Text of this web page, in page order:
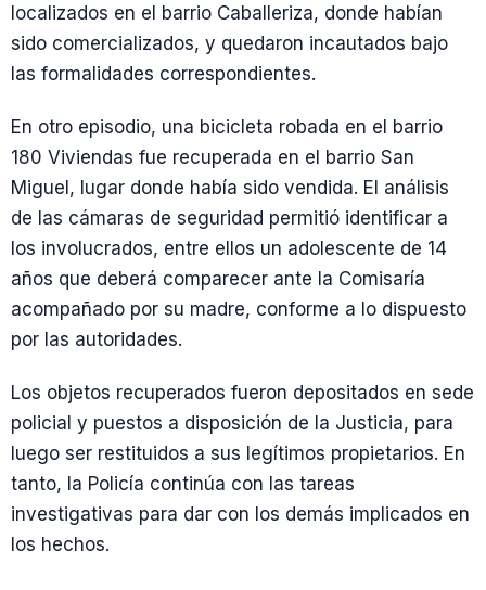
localizados en el barrio Caballeriza, donde habían
sido comercializados, y quedaron incautados bajo
las formalidades correspondientes.
En otro episodio, una bicicleta robada en el barrio
180 Viviendas fue recuperada en el barrio San
Miguel, lugar donde había sido vendida. El análisis
de las cámaras de seguridad permitió identificar a
los involucrados, entre ellos un adolescente de 14
años que deberá comparecer ante la Comisaría
acompañado por su madre, conforme a lo dispuesto
por las autoridades.
Los objetos recuperados fueron depositados en sede
policial y puestos a disposición de la Justicia, para
luego ser restituidos a sus legítimos propietarios. En
tanto, la Policía continúa con las tareas
investigativas para dar con los demás implicados en
los hechos.